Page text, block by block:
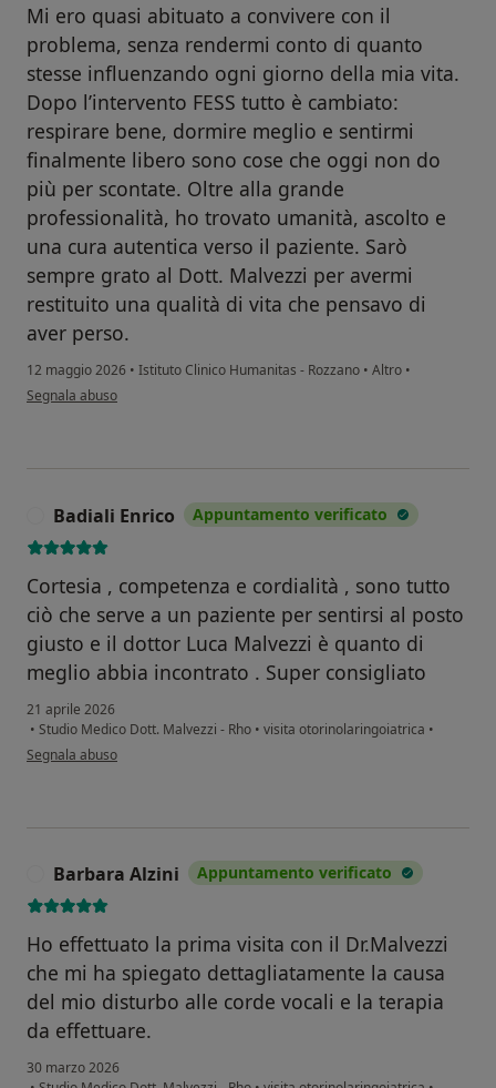
Mi ero quasi abituato a convivere con il
problema, senza rendermi conto di quanto
stesse influenzando ogni giorno della mia vita.
Dopo l’intervento FESS tutto è cambiato:
respirare bene, dormire meglio e sentirmi
finalmente libero sono cose che oggi non do
più per scontate. Oltre alla grande
professionalità, ho trovato umanità, ascolto e
una cura autentica verso il paziente. Sarò
sempre grato al Dott. Malvezzi per avermi
restituito una qualità di vita che pensavo di
aver perso.
12 maggio 2026 • Istituto Clinico Humanitas - Rozzano • Altro •
secondo l'opinione dell'utente Gianluca C
Segnala abuso
Badiali Enrico Appuntamento verificato
Cortesia , competenza e cordialità , sono tutto
ciò che serve a un paziente per sentirsi al posto
giusto e il dottor Luca Malvezzi è quanto di
meglio abbia incontrato . Super consigliato
21 aprile 2026
• Studio Medico Dott. Malvezzi - Rho • visita otorinolaringoiatrica •
secondo l'opinione dell'utente Badiali Enrico
Segnala abuso
Barbara Alzini Appuntamento verificato
Ho effettuato la prima visita con il Dr.Malvezzi
che mi ha spiegato dettagliatamente la causa
del mio disturbo alle corde vocali e la terapia
da effettuare.
30 marzo 2026